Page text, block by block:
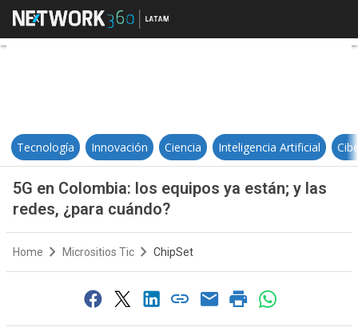
5G en Colombia: los equipos ya
Tecnología Innovación Ciencia Inteligencia Artificial
5G en Colombia: los equipos ya están; y las
redes, ¿para cuándo?
Home Micrositios Tic ChipSet